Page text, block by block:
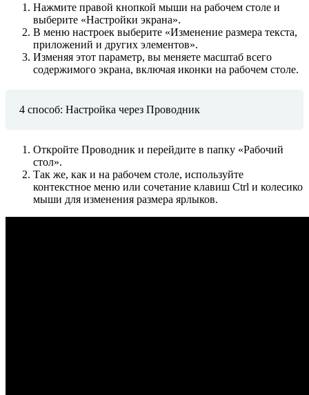
Нажмите правой кнопкой мыши на рабочем столе и
выберите «Настройки экрана».
В меню настроек выберите «Изменение размера текста,
приложений и других элементов».
Изменяя этот параметр, вы меняете масштаб всего
содержимого экрана, включая иконки на рабочем столе.
4 способ: Настройка через Проводник
Откройте Проводник и перейдите в папку «Рабочий
стол».
Так же, как и на рабочем столе, используйте
контекстное меню или сочетание клавиш Ctrl и колесико
мыши для изменения размера ярлыков.